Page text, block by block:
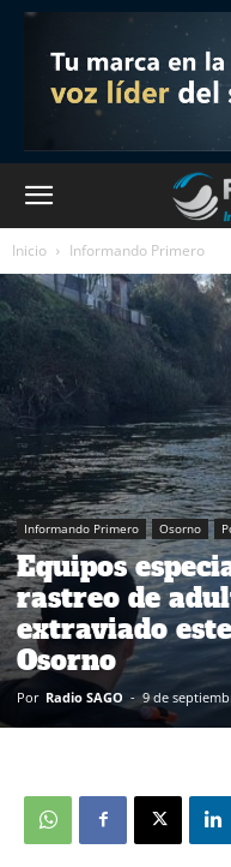
Inicio Informando Primero
Informando Primero Osorno
Equipos
rastreo de
extraviado
Osorno
Por Radio SAGO - 9 de